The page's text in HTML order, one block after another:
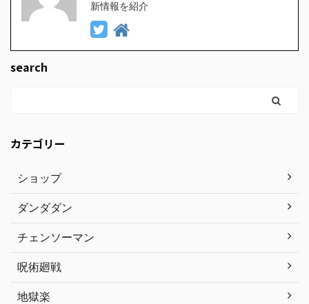
新情報を紹介
search
カテゴリー
ショップ
ダンダダン
チェンソーマン
呪術廻戦
地獄楽